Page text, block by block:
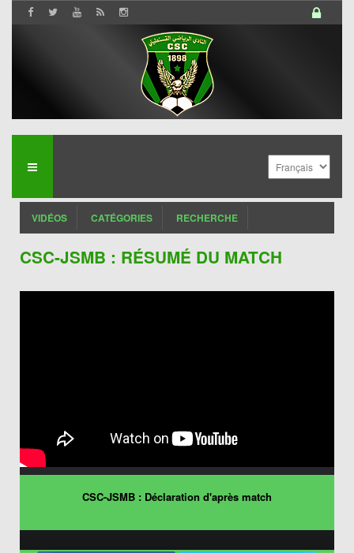
VIDÉOS CATÉGORIES RECHERCHE
CSC-JSMB : RÉSUMÉ DU MATCH
CSC-JSMB : Déclaration d'après match